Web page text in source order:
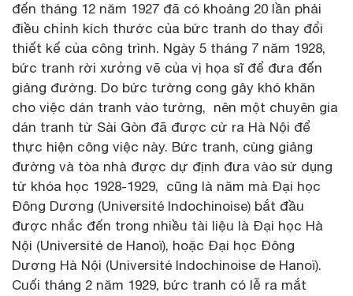
đến tháng 12 năm 1927 đã có khoảng 20 lần phải
điều chỉnh kích thước của bức tranh do thay đổi
thiết kế của công trình. Ngày 5 tháng 7 năm 1928,
bức tranh rời xưởng vẽ của vị họa sĩ để đưa đến
giảng đường. Do bức tường cong gây khó khăn
cho việc dán tranh vào tường, nên một chuyên gia
dán tranh từ Sài Gòn đã được cử ra Hà Nội để
thực hiện công việc này. Bức tranh, cùng giảng
đường và tòa nhà được dự định đưa vào sử dụng
từ khóa học 1928-1929, cũng là năm mà Đại học
Đông Dương (Université Indochinoise) bắt đầu
được nhắc đến trong nhiều tài liệu là Đại học Hà
Nội (Université de Hanoï), hoặc Đại học Đông
Dương Hà Nội (Université Indochinoise de Hanoï).
Cuối tháng 2 năm 1929, bức tranh có lễ ra mắt